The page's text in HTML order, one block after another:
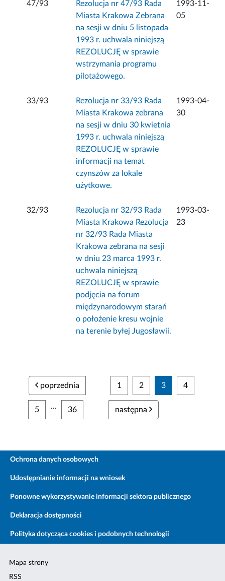
47/93
Rezolucja nr 47/93 Rada
Miasta Krakowa Zebrana
na sesji w dniu 5 listopada
1993 r. uchwala niniejszą
REZOLUCJĘ w sprawie
wstrzymania programu
pilotażowego.
1993-11-
05
33/93
Rezolucja nr 33/93 Rada
Miasta Krakowa zebrana
na sesji w dniu 30 kwietnia
1993 r. uchwala niniejszą
REZOLUCJĘ w sprawie
informacji na temat
czynszów za lokale
użytkowe.
1993-04-
30
32/93
Rezolucja nr 32/93 Rada
Miasta Krakowa Rezolucja
nr 32/93 Rada Miasta
Krakowa zebrana na sesji
w dniu 23 marca 1993 r.
uchwala niniejszą
REZOLUCJĘ w sprawie
podjęcia na forum
międzynarodowym starań
o położenie kresu wojnie
na terenie byłej Jugosławii.
1993-03-
23
poprzednia 1 2 3 4
5 ... 36 następna
Ochrona danych osobowych
Udostępnianie informacji na wniosek
Ponowne wykorzystywanie informacji sektora publicznego
Deklaracja dostępności
Polityka dotycząca cookies i podobnych technologii
Mapa strony
RSS